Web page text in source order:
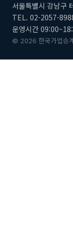
서울특별시 강남구
TEL. 02-2057-
운영시간
© 2026 한국가업승